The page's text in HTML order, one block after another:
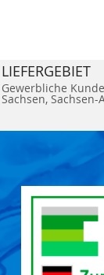
LIEFERGEBIET
Gewerbliche
Sachsen,